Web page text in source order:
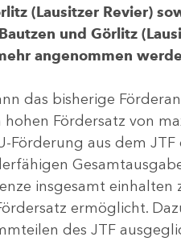
(Lausitzer Revier)
und Görlitz
angenommen
das bisherige
Fördersatz von
aus dem
insgesamt
ermöglicht.
des JTF